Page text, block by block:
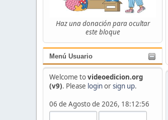
Haz una donación para ocultar
este bloque
Menú Usuario
Welcome tovideoedicion.org
(v9). Please loginorsign up.
06 de Agosto de 2026, 18:12:56